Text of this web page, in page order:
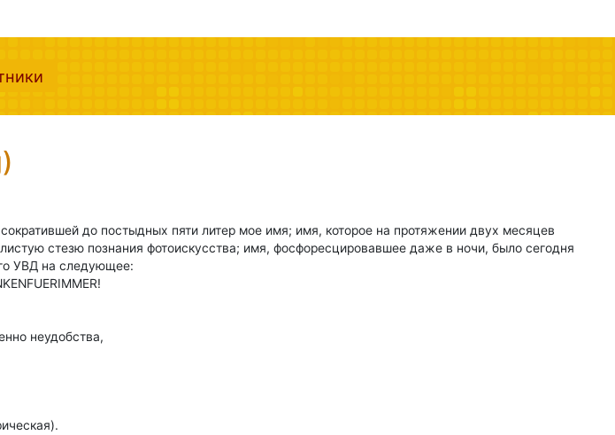
до постыдных пяти литер мое имя; имя, которое на протяжении двух месяцев
стезю познания фотоискусства; имя, фосфоресцировавшее даже в ночи, было сегодня
УВД на следующее:
неудобства,